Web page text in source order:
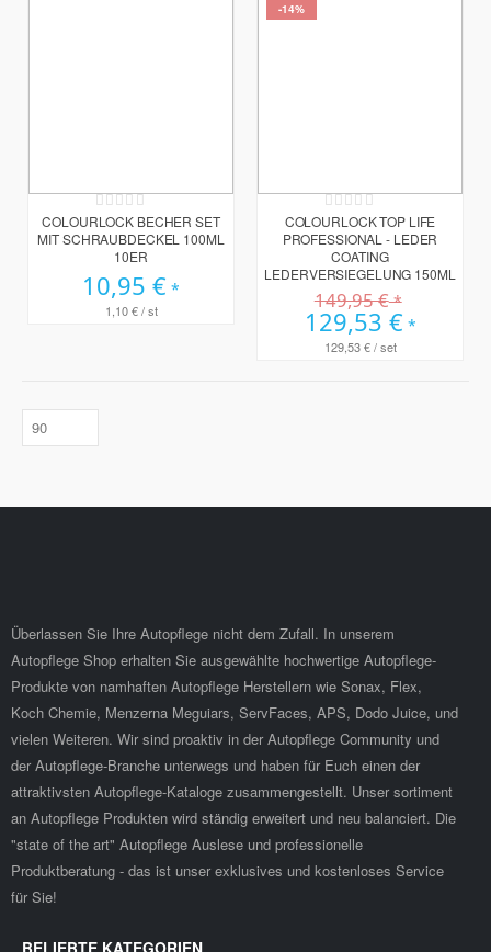
Rating:
0%
COLOURLOCK BECHER SET
MIT SCHRAUBDECKEL 100ML
10ER
10,95 €
1,10 €/ st
-14%
Rating:
0%
COLOURLOCK TOP LIFE
PROFESSIONAL - LEDER
COATING
LEDERVERSIEGELUNG 150ML
149,95 €
Sonderpreis
129,53 €
129,53 €/ set
Überlassen Sie Ihre Autopflege nicht dem Zufall. In unserem
Autopflege Shop erhalten Sie ausgewählte hochwertige Autopflege-
Produkte von namhaften Autopflege Herstellern wie Sonax, Flex,
Koch Chemie, Menzerna Meguiars, ServFaces, APS, Dodo Juice, und
vielen Weiteren. Wir sind proaktiv in der Autopflege Community und
der Autopflege-Branche unterwegs und haben für Euch einen der
attraktivsten Autopflege-Kataloge zusammengestellt. Unser sortiment
an Autopflege Produkten wird ständig erweitert und neu balanciert. Die
"state of the art" Autopflege Auslese und professionelle
Produktberatung - das ist unser exklusives und kostenloses Service
für Sie!
BELIEBTE KATEGORIEN